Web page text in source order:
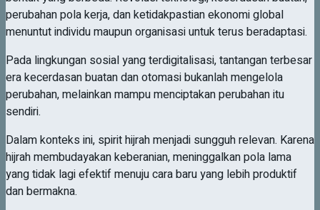
perubahan pola kerja, dan ketidakpastian ekonomi global
menuntut individu maupun organisasi untuk terus beradaptasi.
Pada lingkungan sosial yang terdigitalisasi, tantangan terbesar
era kecerdasan buatan dan otomasi bukanlah mengelola
perubahan, melainkan mampu menciptakan perubahan itu
sendiri.
Dalam konteks ini, spirit hijrah menjadi sungguh relevan. Karena
hijrah membudayakan keberanian, meninggalkan pola lama
yang tidak lagi efektif menuju cara baru yang lebih produktif
dan bermakna.